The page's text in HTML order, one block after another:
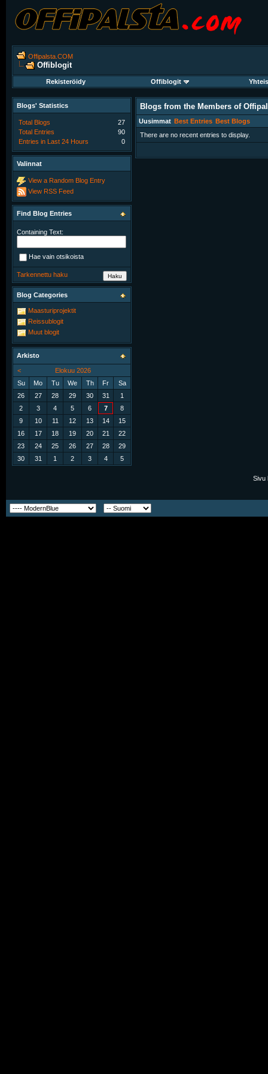
Offipalsta.COM
Offiblogit
Rekisteröidy Offiblogit
Blogs from the Members of
Uusimmat Best Entries Best Blogs
There are no recent entries to display.
Blogs' Statistics
Total Blogs
27
Total Entries
90
Entries in Last 24 Hours
0
Valinnat
View a Random Blog Entry
View RSS Feed
Find Blog Entries
Containing Text:
Hae vain otsikoista
Tarkennettu haku
Blog Categories
Maasturiprojektit
Reissublogit
Muut blogit
Arkisto
<
Elokuu 2026
Su
Mo Tu We Th Fr
Sa
26
27 28 29 30 31
1
2
3 4 5 6 7
8
9
10 11 12 13 14
15
16
17 18 19 20 21
22
23
24 25 26 27 28
29
30
31 1 2 3 4 5
Sivu